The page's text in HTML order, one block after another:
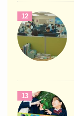
12
13